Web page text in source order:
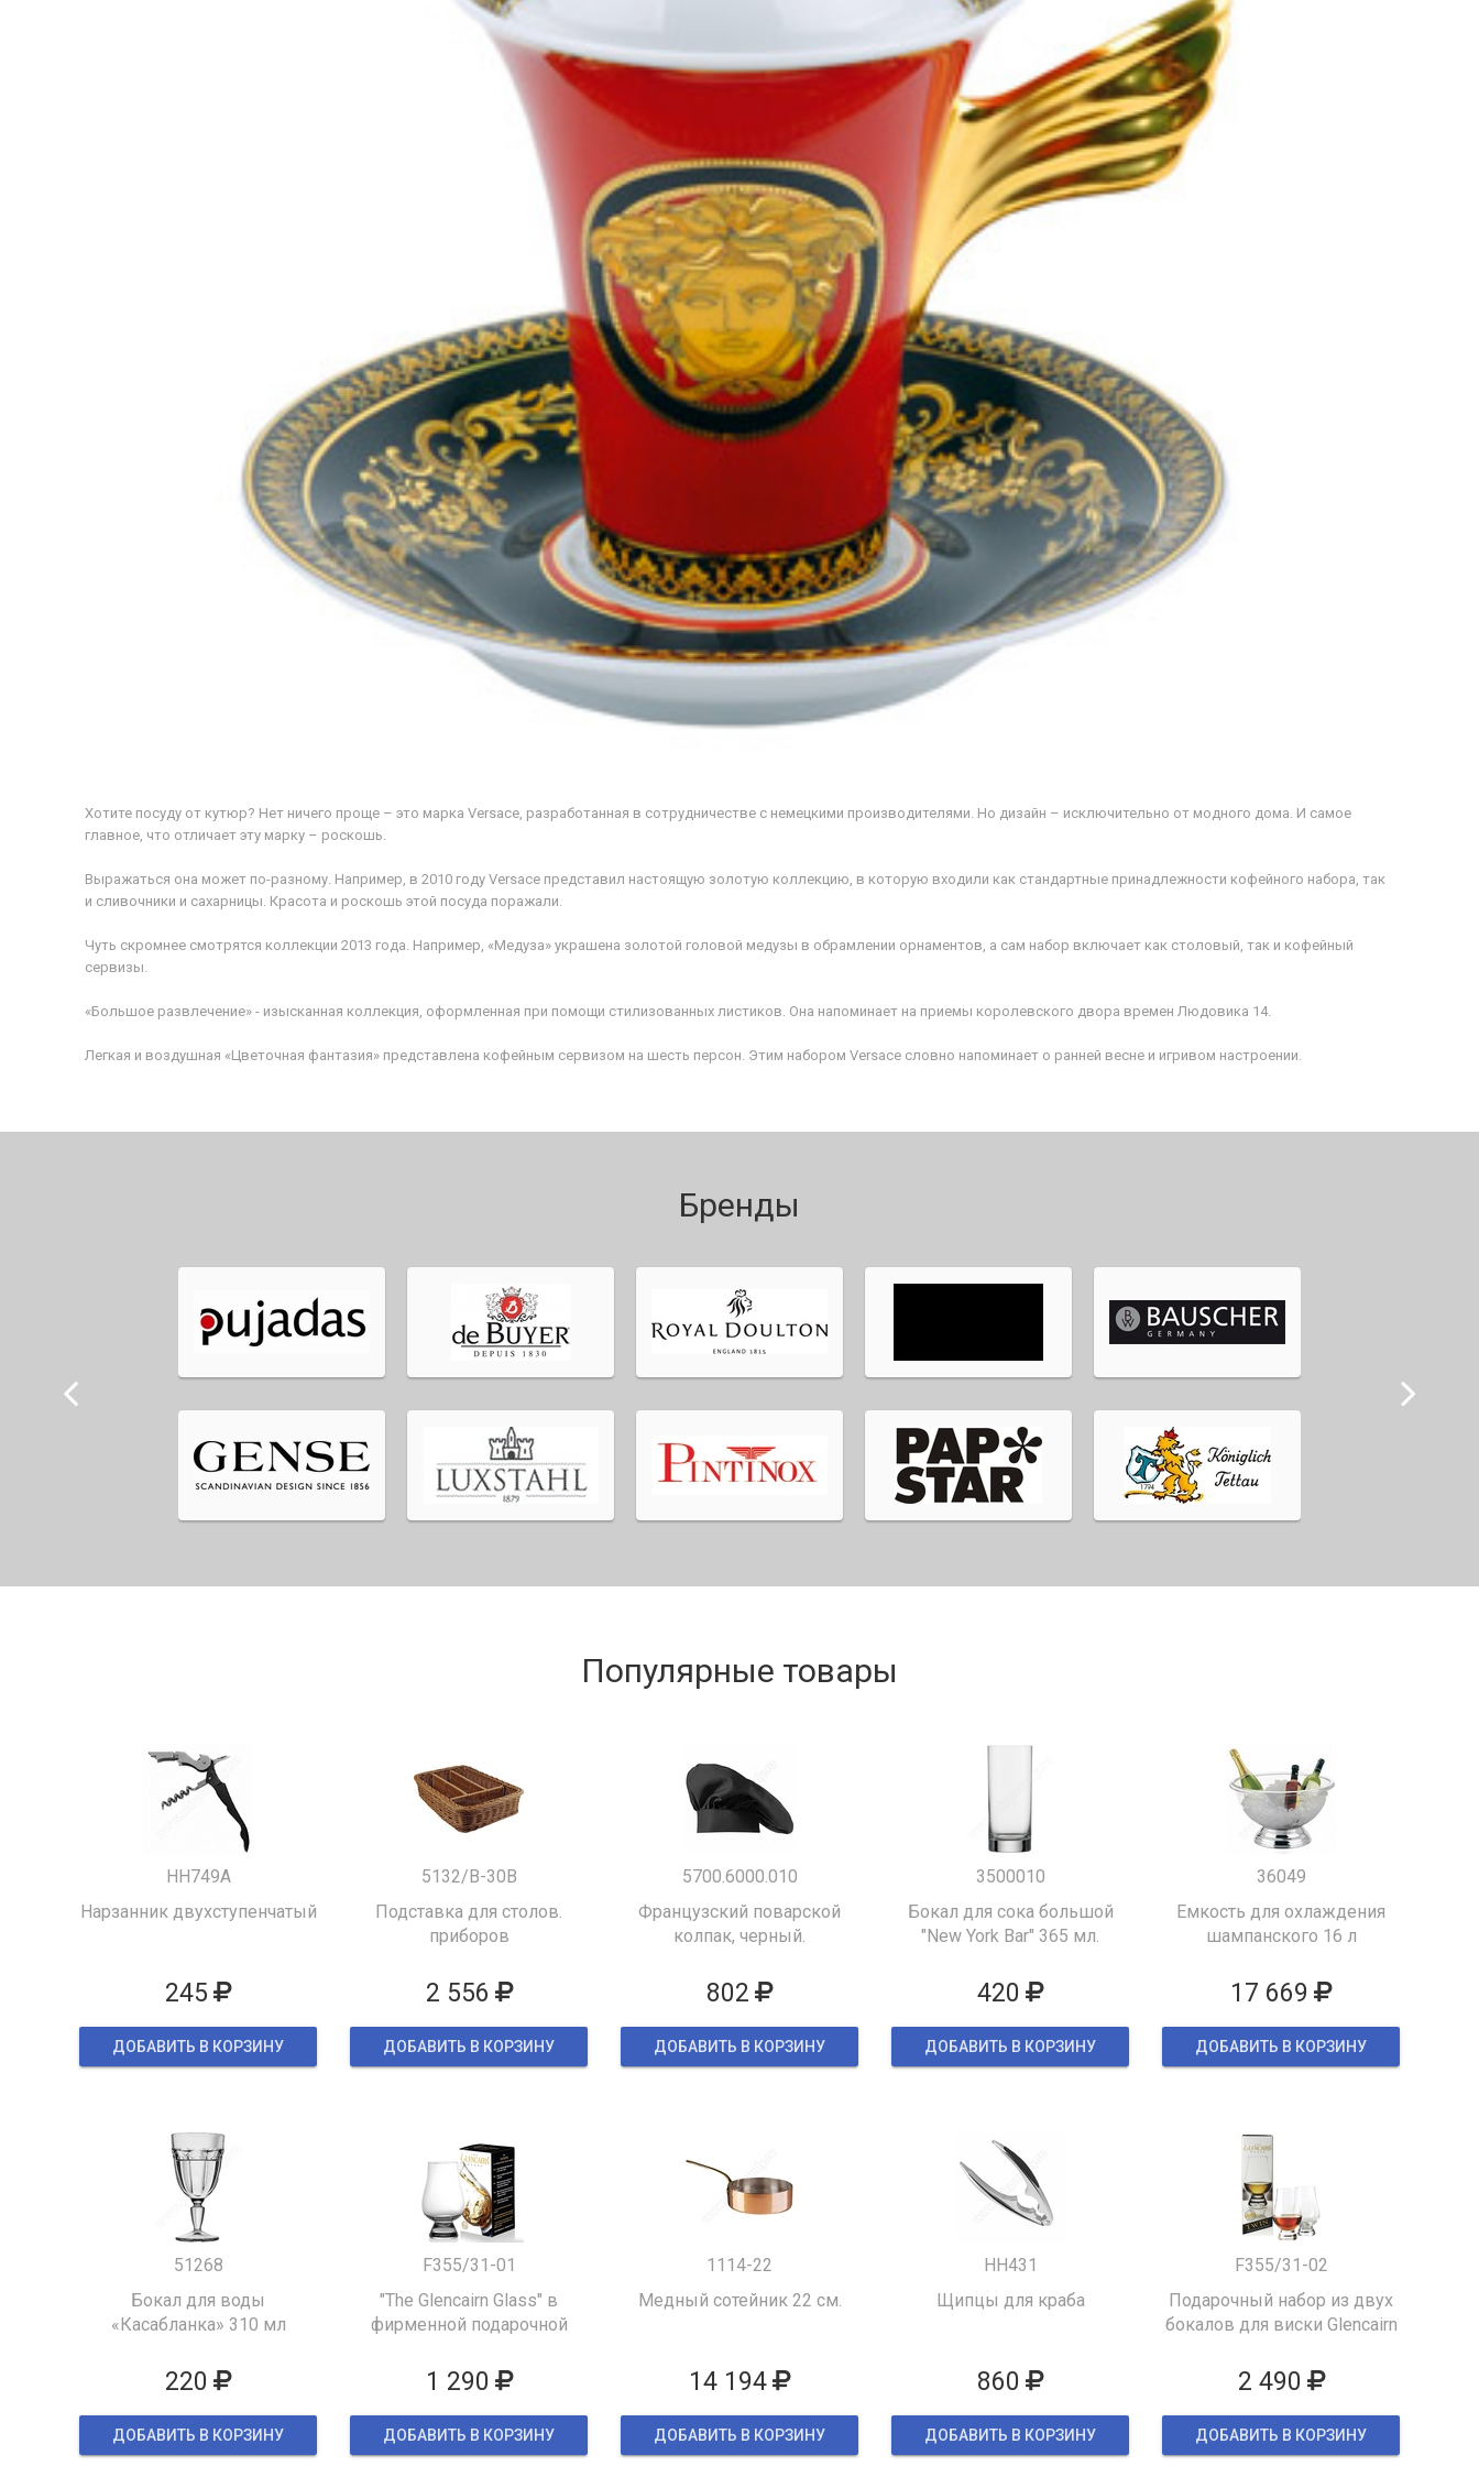
Хотите посуду от кутюр? Нет ничего проще – это марка Versace, разработанная в сотрудничестве с немецкими производителями. Но дизайн – исключительно от модного дома. И самое
главное, что отличает эту марку – роскошь.
Выражаться она может по-разному. Например, в 2010 году Versace представил настоящую золотую коллекцию, в которую входили как стандартные принадлежности кофейного набора, так
и сливочники и сахарницы. Красота и роскошь этой посуда поражали.
Чуть скромнее смотрятся коллекции 2013 года. Например, «Медуза» украшена золотой головой медузы в обрамлении орнаментов, а сам набор включает как столовый, так и кофейный
сервизы.
«Большое развлечение» - изысканная коллекция, оформленная при помощи стилизованных листиков. Она напоминает на приемы королевского двора времен Людовика 14.
Легкая и воздушная «Цветочная фантазия» представлена кофейным сервизом на шесть персон. Этим набором Versace словно напоминает о ранней весне и игривом настроении.
Бренды
Популярные товары
HH749A
Нарзанник двухступенчатый
245
ДОБАВИТЬ В КОРЗИНУ
5132/B-30B
Подставка для столов.
приборов
2 556
ДОБАВИТЬ В КОРЗИНУ
5700.6000.010
Французский поварской
колпак, черный.
802
ДОБАВИТЬ В КОРЗИНУ
3500010
Бокал для сока большой
"New York Bar" 365 мл.
420
ДОБАВИТЬ В КОРЗИНУ
36049
Емкость для охлаждения
шампанского 16 л
17 669
ДОБАВИТЬ В КОРЗИНУ
51268
Бокал для воды
«Касабланка» 310 мл
220
ДОБАВИТЬ В КОРЗИНУ
F355/31-01
"The Glencairn Glass" в
фирменной подарочной
1 290
ДОБАВИТЬ В КОРЗИНУ
1114-22
Медный сотейник 22 см.
14 194
ДОБАВИТЬ В КОРЗИНУ
HH431
Щипцы для краба
860
ДОБАВИТЬ В КОРЗИНУ
F355/31-02
Подарочный набор из двух
бокалов для виски Glencairn
2 490
ДОБАВИТЬ В КОРЗИНУ